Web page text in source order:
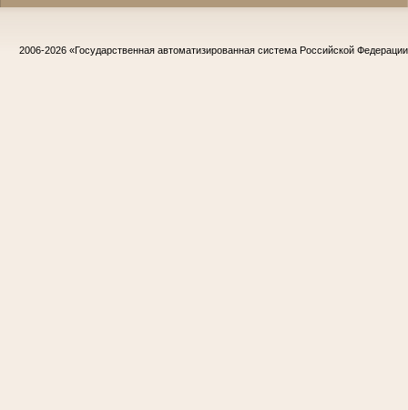
2006-2026 «Государственная автоматизированная система Российской